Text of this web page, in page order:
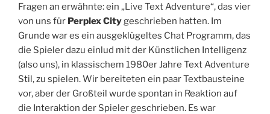
Fragen an erwähnte: ein „Live Text Adventure“, das vier
von uns für Perplex Citygeschrieben hatten. Im
Grunde war es ein ausgeklügeltes Chat Programm, das
die Spieler dazu einlud mit der Künstlichen Intelligenz
(also uns), in klassischem 1980er Jahre Text Adventure
Stil, zu spielen. Wir bereiteten ein paar Textbausteine
vor, aber der Großteil wurde spontan in Reaktion auf
die Interaktion der Spieler geschrieben. Es war